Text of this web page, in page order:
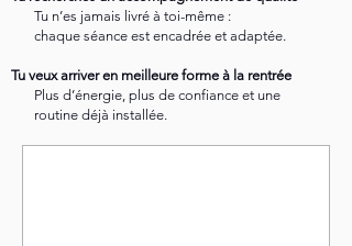
Tu n’es jamais livré à toi-même :
chaque séance est encadrée et adaptée.
Tu veux arriver en meilleure forme à la rentrée
Plus d’énergie, plus de confiance et une
routine déjà installée.​